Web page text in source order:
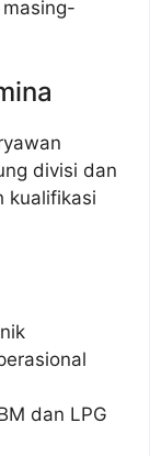
divisi dan
kualifikasi
dan LPG